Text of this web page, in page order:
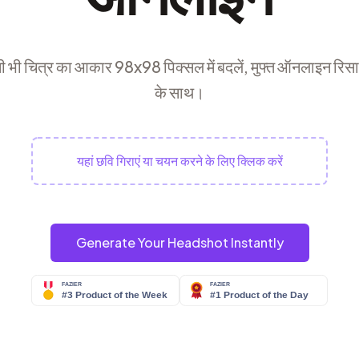
भी चित्र का आकार 98x98 पिक्सल में बदलें, मुफ्त ऑनलाइन
के साथ।
यहां छवि गिराएं या चयन करने के लिए क्लिक करें
Generate Your Headshot Instantly